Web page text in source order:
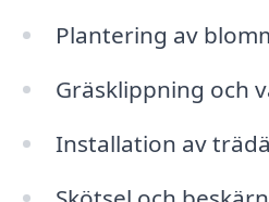
Plantering av
Gräsklippning och
Installation av